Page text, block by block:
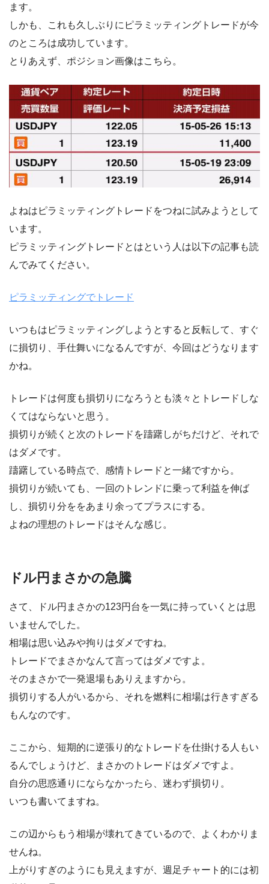
ます。
しかも、これも久しぶりにピラミッティングトレードが今
のところは成功しています。
とりあえず、ポジション画像はこちら。
よねはピラミッティングトレードをつねに試みようとして
います。
ピラミッティングトレードとはという人は以下の記事も読
んでみてください。
ピラミッティングでトレード
いつもはピラミッティングしようとすると反転して、すぐ
に損切り、手仕舞いになるんですが、今回はどうなります
かね。
トレードは何度も損切りになろうとも淡々とトレードしな
くてはならないと思う。
損切りが続くと次のトレードを躊躇しがちだけど、それで
はダメです。
躊躇している時点で、感情トレードと一緒ですから。
損切りが続いても、一回のトレンドに乗って利益を伸ば
し、損切り分ををあまり余ってプラスにする。
よねの理想のトレードはそんな感じ。
ドル円まさかの急騰
さて、ドル円まさかの123円台を一気に持っていくとは思
いませんでした。
相場は思い込みや拘りはダメですね。
トレードでまさかなんて言ってはダメですよ。
そのまさかで一発退場もありえますから。
損切りする人がいるから、それを燃料に相場は行きすぎる
もんなのです。
ここから、短期的に逆張り的なトレードを仕掛ける人もい
るんでしょうけど、まさかのトレードはダメですよ。
自分の思惑通りにならなかったら、迷わず損切り。
いつも書いてますね。
この辺からもう相場が壊れてきているので、よくわかりま
せんね。
上がりすぎのようにも見えますが、週足チャート的には初